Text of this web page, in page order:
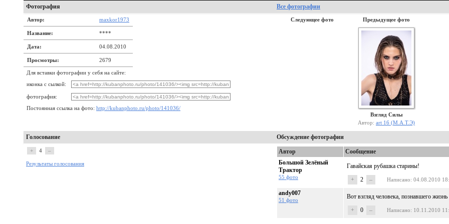
Фотография Все фотографии
Автор: maxkor1973
Название: ****
Дата: 04.08.2010
Просмотры: 2679
Для вставки фотографии у себя на сайте:
иконка с сылкой:
фотография:
Постоянная ссылка на фото: http://kubanphoto.ru/photo/141036/
Следующее фото Предыдущее фото
Взгляд Силы
Автор: art 16 (М.А.Т.Э)
Голосование Обсуждение фотографии
+ 4 –
Результаты голосования
Автор
Сообщение
Большой Зелёный
Трактор
55 фото
Гавайская рубашка старины!
+
2 – Написано: 04.08.2010
andy007
51 фото
Вот взгляд человека, познавшего
+
0 – Написано: 10.11.2010